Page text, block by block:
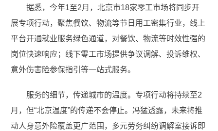
据悉，今年1至2月，北京市18家零工市场将同步开
展专项行动，聚焦餐饮、物流等节日用工密集行业，线上
平台开通就业服务绿色通道，对餐饮、物流等时效性强的
岗位快速响应；线下零工市场提供争议调解、投诉维权、
意外伤害险参保指引等一站式服务。
服务的细节，传递城市的温度。专项行动将持续至2
月，但“北京温度”的传递不会停止。冯猛透露，未来将推
动人身意外险覆盖更广范围，多元劳务纠纷调解室接诉即